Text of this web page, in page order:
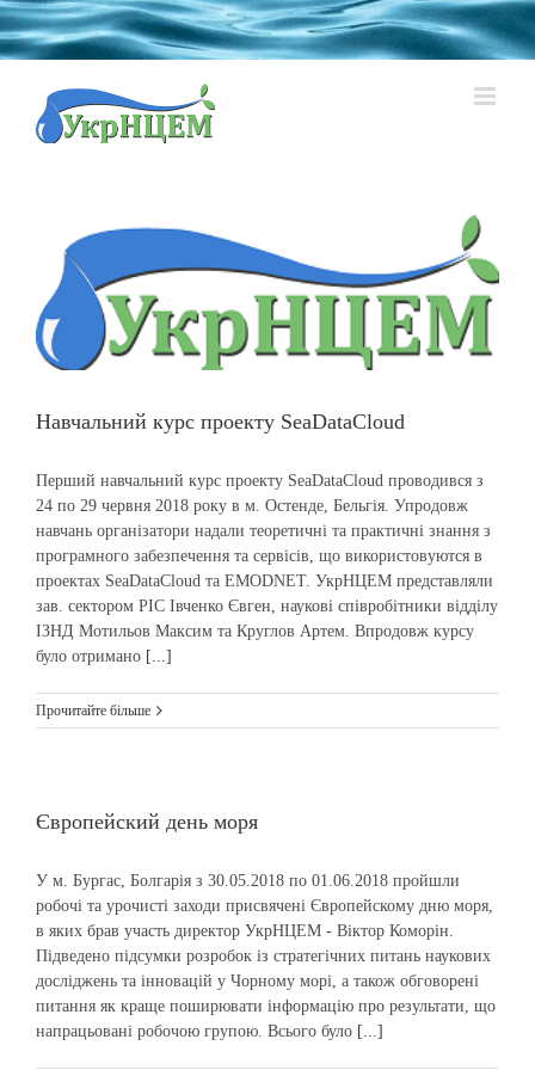
content
Навчальний курс проекту SeaDataCloud
Перший навчальний курс проекту SeaDataCloud проводився з
24 по 29 червня 2018 року в м. Остенде, Бельгія. Упродовж
навчань організатори надали теоретичні та практичні знання з
програмного забезпечення та сервісів, що використовуются в
проектах SeaDataCloud та EMODNET. УкрНЦЕМ представляли
зав. сектором РІС Івченко Євген, наукові співробітники відділу
ІЗНД Мотильов Максим та Круглов Артем. Впродовж курсу
було отримано [...]
Прочитайте більше
Європейский день моря
У м. Бургас, Болгарія з 30.05.2018 по 01.06.2018 пройшли
робочі та урочисті заходи присвячені Європейскому дню моря,
в яких брав участь директор УкрНЦЕМ - Віктор Коморін.
Підведено підсумки розробок із стратегічних питань наукових
досліджень та інновацій у Чорному морі, а також обговорені
питання як краще поширювати інформацію про результати, що
напрацьовані робочою групою. Всього було [...]